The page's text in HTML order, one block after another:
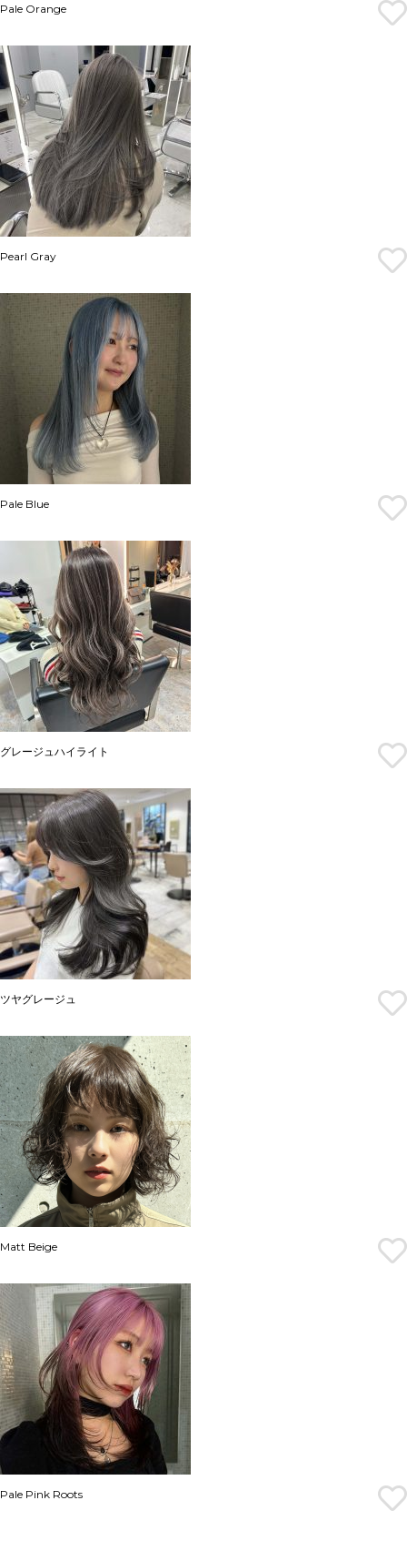
Pale Orange
Pearl Gray
Pale Blue
グレージュハイライト
ツヤグレージュ
Matt Beige
Pale Pink Roots